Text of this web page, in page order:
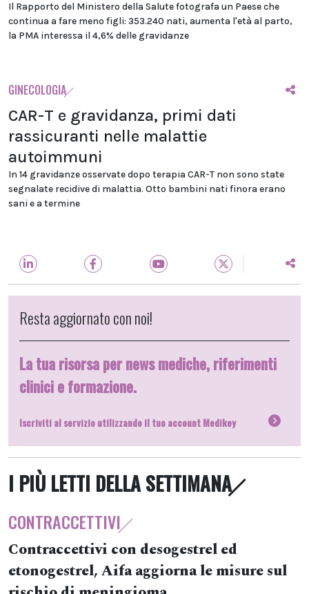
Il Rapporto del Ministero della Salute fotografa un Paese che
continua a fare meno figli: 353.240 nati, aumenta l'età al parto,
la PMA interessa il 4,6% delle gravidanze
GINECOLOGIA
CAR-T e gravidanza, primi dati
rassicuranti nelle malattie
autoimmuni
In 14 gravidanze osservate dopo terapia CAR-T non sono state
segnalate recidive di malattia. Otto bambini nati finora erano
sani e a termine
Resta aggiornato con noi!
La tua risorsa per news mediche, riferimenti
clinici e formazione.
Iscriviti al servizio utilizzando il tuo account Medikey
I PIÙ LETTI DELLA SETTIMANA
CONTRACCETTIVI
Contraccettivi con desogestrel ed
etonogestrel, Aifa aggiorna le misure sul